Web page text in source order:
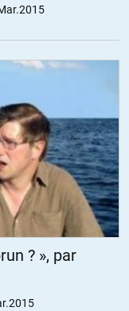
collection :
? », par